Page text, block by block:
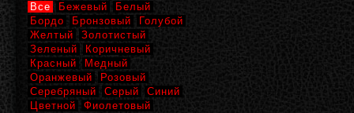
Все Бежевый
Белый
Бордо
Бронзовый
Голубой
Желтый
Золотистый
Зеленый
Коричневый
Красный
Медный
Оранжевый
Розовый
Серебряный
Серый
Синий
Цветной
Фиолетовый